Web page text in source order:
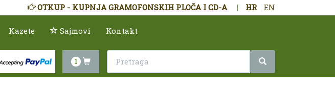
HR EN
|
OTKUP - KUPNJA GRAMOFONSKIH PLOČA I CD-A
Kazete Sajmovi Kontakt
1